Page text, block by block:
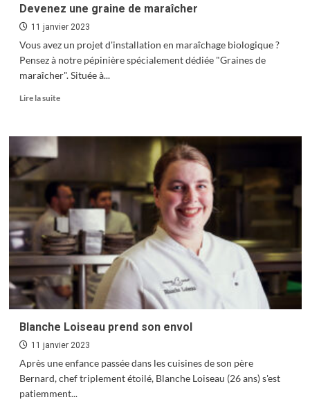
Devenez une graine de maraîcher
11 janvier 2023
Vous avez un projet d'installation en maraîchage biologique ?
Pensez à notre pépinière spécialement dédiée "Graines de
maraîcher". Située à...
Lire la suiteEn
sur
de
maraîcher
Blanche Loiseau prend son envol
11 janvier 2023
Après une enfance passée dans les cuisines de son père
Bernard, chef triplement étoilé, Blanche Loiseau (26 ans) s'est
patiemment...